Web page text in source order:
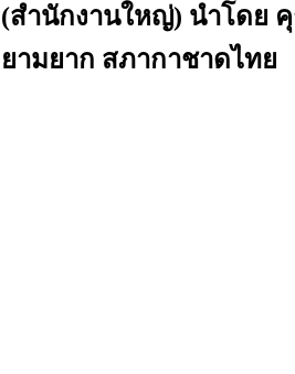
สำนักงานใหญ่) นำโด
ามยาก สภากาชาดไทย